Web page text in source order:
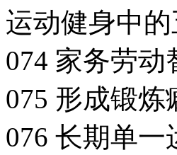
运动健身中
074 家务劳动
075 形成锻炼
076 长期单一